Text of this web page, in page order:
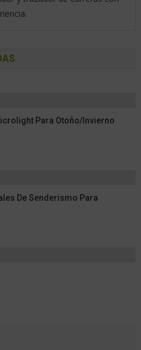
Para Otoño/Invierno
De Senderismo Para